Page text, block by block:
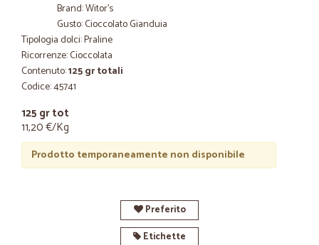
Brand: Witor's
Gusto: Cioccolato Gianduia
Tipologia dolci: Praline
Ricorrenze: Cioccolata
Contenuto:125 gr totali
Codice: 45741
125 gr tot
11,20 €/Kg
Prodotto temporaneamente non disponibile
Preferito
Etichette